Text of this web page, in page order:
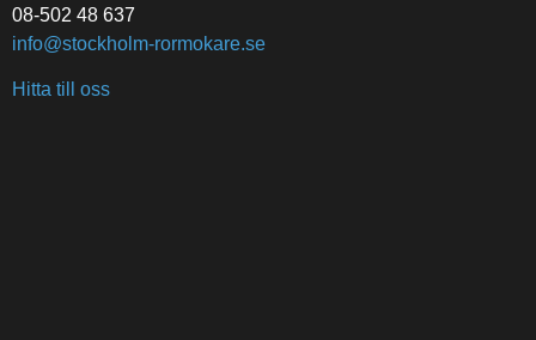
08-502 48 637
info@stockholm-rormokare.se
Hitta till oss